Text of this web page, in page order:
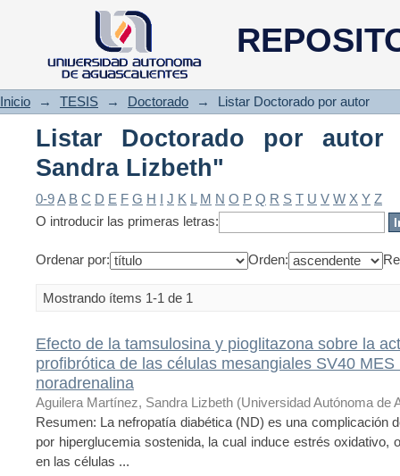
Listar Doctorado por autor
Inicio → TESIS → Doctorado → Listar Doctorado por autor
Listar Doctorado por autor
Sandra Lizbeth"
0-9A B C D E F G H I J K L M N O P Q R S T U V W X Y Z
O introducir las primeras letras:
Ordenar por: Orden:
Mostrando ítems 1-1 de 1
Efecto de la tamsulosina y pioglitazona sobre la
profibrótica de las células mesangiales SV40
noradrenalina
Aguilera Martínez, Sandra Lizbeth (Universidad Autónoma de
Resumen: La nefropatía diabética (ND) es una complicación
por hiperglucemia sostenida, la cual induce estrés oxidativo,
en las células ...